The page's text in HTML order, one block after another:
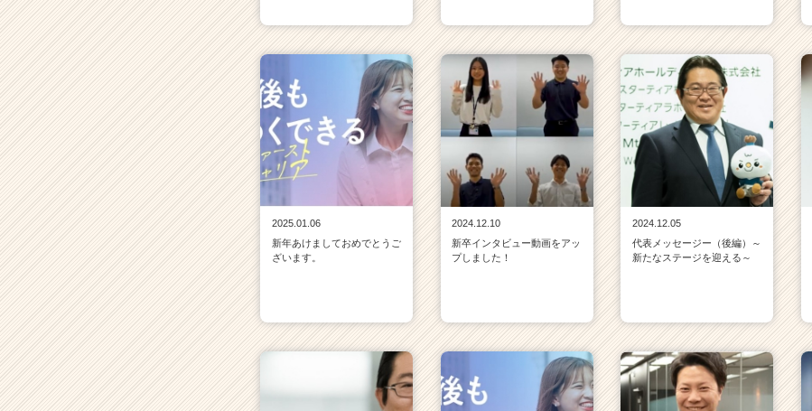
2025.01.06
新年あけましておめでとうご
ざいます。
2024.12.10
新卒インタビュー動画をアッ
プしました！
2024.12.05
代表メッセージー（後編）～
新たなステージを迎える～